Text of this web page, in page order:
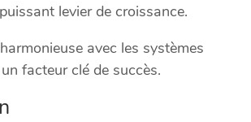
levier de croissance.
avec les systèmes
facteur clé de succès.